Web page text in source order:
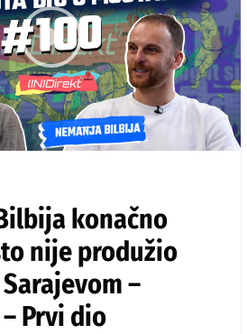
konačno
nije produžio
–
Prvi dio